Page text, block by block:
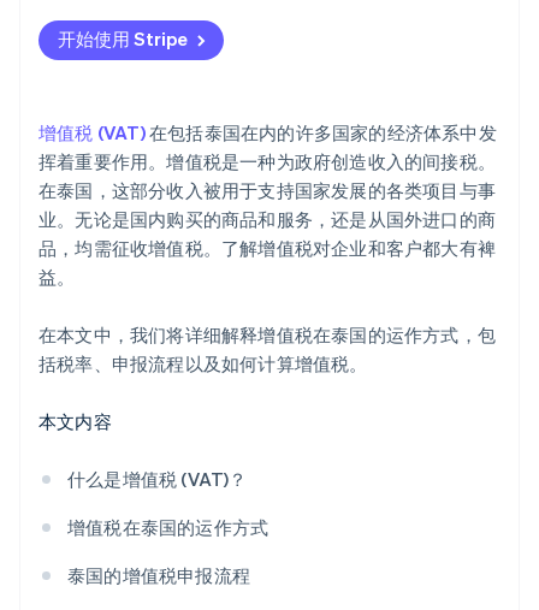
注册增值税
准备和开具增值税文件
开始使用 Stripe
增值税 (VAT)在包括泰国在内的许多国家的经济体系中发
挥着重要作用。增值税是一种为政府创造收入的间接税。
在泰国，这部分收入被用于支持国家发展的各类项目与事
业。无论是国内购买的商品和服务，还是从国外进口的商
品，均需征收增值税。了解增值税对企业和客户都大有裨
益。
在本文中，我们将详细解释增值税在泰国的运作方式，包
括税率、申报流程以及如何计算增值税。
本文内容
什么是增值税 (VAT)？
增值税在泰国的运作方式
泰国的增值税申报流程